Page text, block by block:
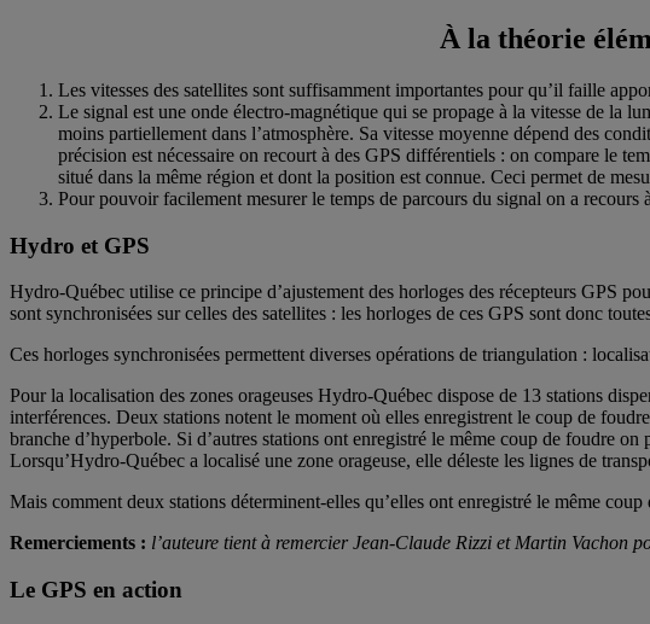
À la théorie
Les vitesses des satellites sont suffisamment importantes pour qu’il faille
Le signal est une onde électro-magnétique qui se propage à la vitesse de la
moins partiellement dans l’atmosphère. Sa vitesse moyenne dépend des
précision est nécessaire on recourt à des GPS différentiels : on compare le
situé dans la même région et dont la position est connue. Ceci permet de
Pour pouvoir facilement mesurer le temps de parcours du signal on a recours
Hydro et GPS
Hydro-Québec utilise ce principe d’ajustement des horloges des récepteurs GPS
sont synchronisées sur celles des satellites : les horloges de ces GPS sont donc
Ces horloges synchronisées permettent diverses opérations de triangulation :
Pour la localisation des zones orageuses Hydro-Québec dispose de 13 stations
interférences. Deux stations notent le moment où elles enregistrent le coup de
branche d’hyperbole. Si d’autres stations ont enregistré le même coup de foudre
Lorsqu’Hydro-Québec a localisé une zone orageuse, elle déleste les lignes de
Mais comment deux stations déterminent-elles qu’elles ont enregistré le même
Remerciements : l’auteure tient à remercier Jean-Claude Rizzi et Martin Vachon
Le GPS en action